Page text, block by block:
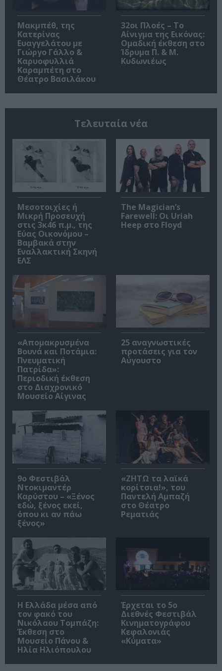
Μακμπέθ, της
Κατερίνας
Ευαγγελάτου με
Γιώργο Γάλλο &
Καρυοφυλλιά
Καραμπέτη στο
Θέατρο Βασιλάκου
32οι Πλοές – Το
Αίνιγμα της Εικόνας:
Ομαδική έκθεση στο
Ίδρυμα Π. & Μ.
Κυδωνιέως
Τελευταία νέα
Μεσοτοιχίες ή
Μικρή Προσευχή
στις 3κ46 π.μ., της
Εύας Οικονόμου –
Βαμβακά στην
Εναλλακτική Σκηνή
ΕΛΣ
The Magician’s
Farewell: Οι Uriah
Heep στο Floyd
«Απομακρυσμένα
Βουνά και Ποτάμια:
Πνευματική
Πατρίδα»:
Περιοδική έκθεση
στο Διαχρονικό
Μουσείο Αίγινας
25 αναγνωστικές
προτάσεις για τον
Αύγουστο
9ο Φεστιβάλ
Ντοκιμαντέρ
Καρύστου – «Ξένος
εδώ, ξένος εκεί,
όπου κι αν πάω
ξένος»
«ΖΗΤΩ τα λαϊκά
κορίτσια!», του
Παντελή Αμπαζή
στο Θέατρο
Ρεματιάς
Η Ελλάδα μέσα από
τον φακό του
Νικόλαου Τομπάζη:
Έκθεση στο
Μουσείο Πάνου &
Ηλία Ηλιόπουλου
Έρχεται το 5ο
Διεθνές Φεστιβάλ
Κινηματογράφου
Κεφαλονιάς
«Κύματα»